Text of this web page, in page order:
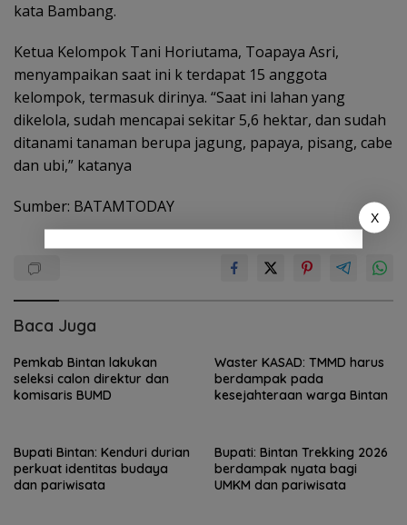
kata Bambang.
Ketua Kelompok Tani Horiutama, Toapaya Asri,
menyampaikan saat ini k terdapat 15 anggota
kelompok, termasuk dirinya. “Saat ini lahan yang
dikelola, sudah mencapai sekitar 5,6 hektar, dan sudah
ditanami tanaman berupa jagung, papaya, pisang, cabe
dan ubi,” katanya
Sumber: BATAMTODAY
Baca Juga
Pemkab Bintan lakukan
seleksi calon direktur dan
komisaris BUMD
Waster KASAD: TMMD harus
berdampak pada
kesejahteraan warga Bintan
Bupati Bintan: Kenduri durian
perkuat identitas budaya
dan pariwisata
Bupati: Bintan Trekking 2026
berdampak nyata bagi
UMKM dan pariwisata
X